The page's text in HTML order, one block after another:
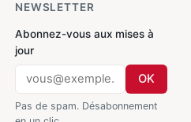
NEWSLETTER
Abonnez-vous aux mises à
jour
OK
Pas de spam. Désabonnement